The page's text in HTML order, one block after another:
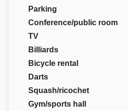
Parking
Conference/public room
TV
Billiards
Bicycle rental
Darts
Squash/ricochet
Gym/sports hall